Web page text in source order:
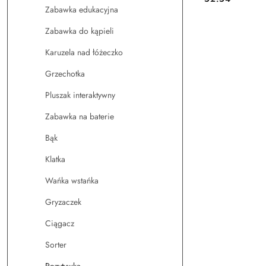
Zabawka edukacyjna
Zabawka do kąpieli
Karuzela nad łóżeczko
Grzechotka
Pluszak interaktywny
Zabawka na baterie
Bąk
Klatka
Wańka wstańka
Gryzaczek
Ciągacz
Sorter
Cena: